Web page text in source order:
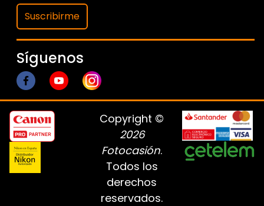
Suscribirme
Síguenos
Copyright ©
2026
Fotocasión.
Todos los
derechos
reservados.